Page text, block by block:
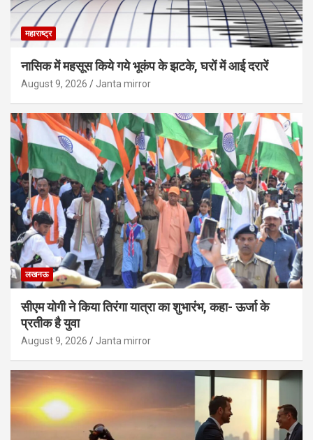
महाराष्ट्र
नासिक में महसूस किये गये भूकंप के झटके, घरों में आई दरारें
August 9, 2026 Janta mirror
लखनऊ
सीएम योगी ने किया तिरंगा यात्रा का शुभारंभ, कहा- ऊर्जा के
प्रतीक है युवा
August 9, 2026 Janta mirror